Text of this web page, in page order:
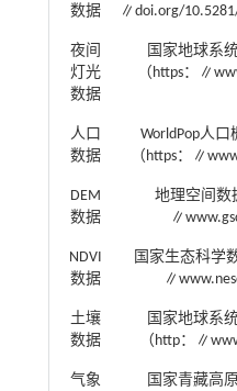
数据
∥doi.org/10.5281/
夜间
灯光
数据
国家地球系
（https：
人口
数据
WorldPop人
（https：
DEM
数据
地理空间数
NDVI
数据
国家生态科学
土壤
数据
国家地球系
（http：
气象
国家青藏高